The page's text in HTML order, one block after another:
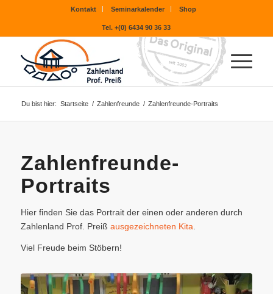
Kontakt Seminarkalender Shop
Tel. +(0) 6434 90 36 33
Du bist hier: Startseite / Zahlenfreunde / Zahlenfreunde-Portraits
Zahlenfreunde-
Portraits
Hier finden Sie das Portrait der einen oder anderen durch
Zahlenland Prof. Preiß ausgezeichneten Kita
Viel Freude beim Stöbern!